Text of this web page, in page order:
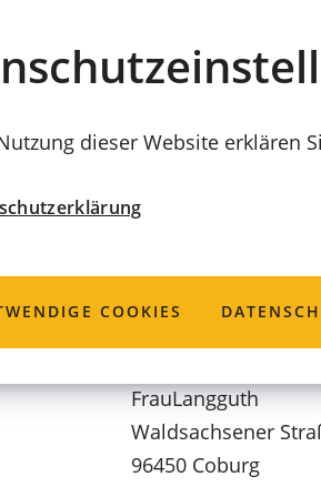
dieser Website erklären
COOKIES
FrauLangguth
Waldsachsener
96450 Coburg